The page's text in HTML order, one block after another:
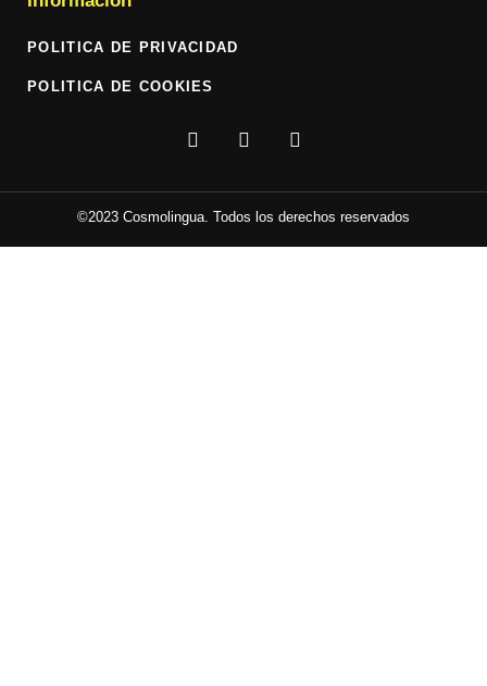
POLITICA DE PRIVACIDAD
POLITICA DE COOKIES
F
e
b
T
t
t
I
t
a
©2023 Cosmolingua. Todos los derechos reservados